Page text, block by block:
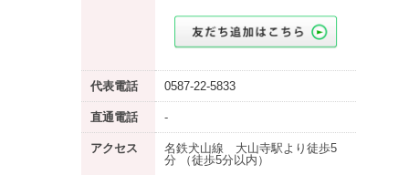
代表電話 0587-22-5833
直通電話 -
アクセス
名鉄犬山線 大山寺駅より徒歩5
分 （徒歩5分以内）